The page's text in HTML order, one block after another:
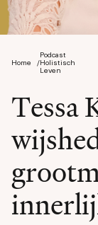
Home /
Podcast
Holistisch
Leven
Tessa